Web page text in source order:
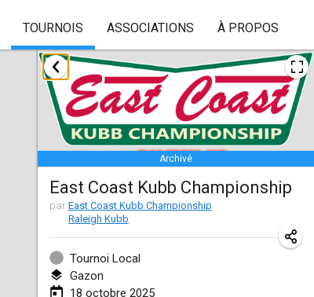
TOURNOIS ASSOCIATIONS À PROPOS
Archivé
East Coast Kubb Championship
par East Coast Kubb Championship
Raleigh Kubb
Tournoi Local
Gazon
18 octobre 2025
janvier 2025
Skuffle for the Shovel
18 janv. 2025|États-Unis
Lake Superior Ice Festival Kubb Tournament
25 janv. 2025 |États-Unis
Winterkubb
26 janv. 2025|Belgique
mars 2025